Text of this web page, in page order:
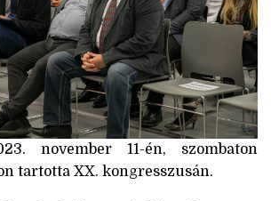
november 11-én, szombaton
tartotta XX. kongresszusán.